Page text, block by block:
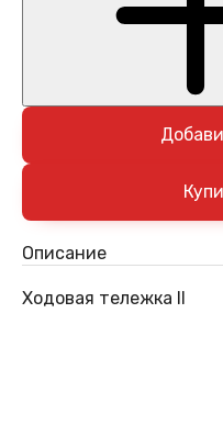
Описание
Ходовая тележка II